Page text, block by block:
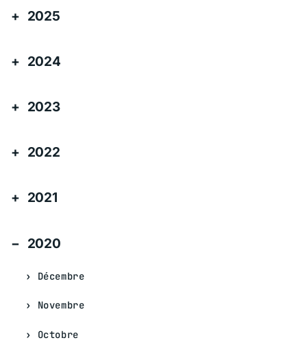
2025
2024
2023
2022
2021
2020
Décembre
Novembre
Octobre